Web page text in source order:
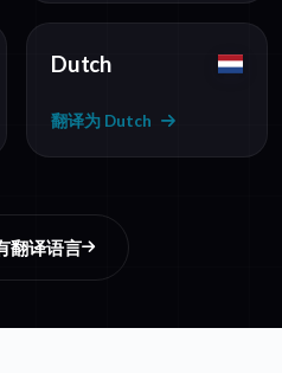
Dutch
翻译为 Dutch
翻译语言